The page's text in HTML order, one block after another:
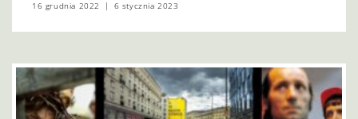
16 grudnia 2022
6 stycznia 2023